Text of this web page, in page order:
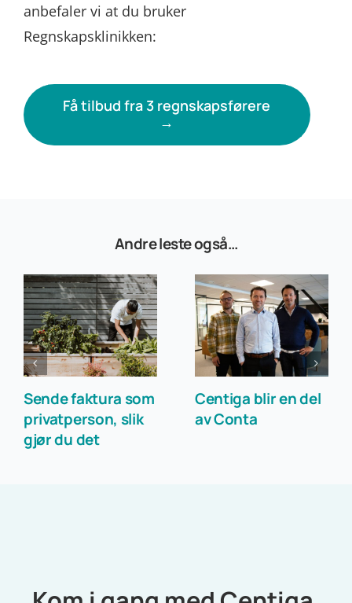
anbefaler vi at du bruker
Regnskapsklinikken:
Få tilbud fra 3 regnskapsførere
→
Andre leste også…
Sende faktura som
privatperson, slik
gjør du det
Centiga blir en del
av Conta